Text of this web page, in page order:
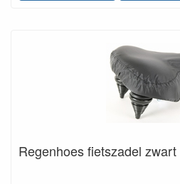
Regenhoes fietszadel zwart